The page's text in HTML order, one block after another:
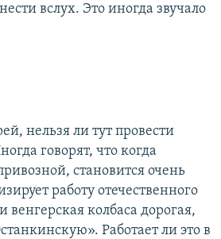
вслух. Это иногда звучало
нельзя ли тут провести
говорят, что когда
становится очень
работу отечественного
венгерская колбаса дорогая,
Работает ли это в